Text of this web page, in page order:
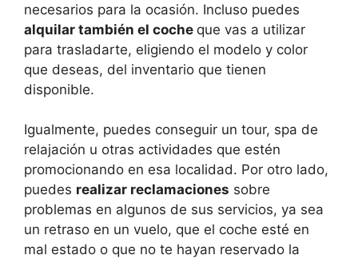
necesarios para la ocasión. Incluso puedes
alquilar también el coche que vas a utilizar
para trasladarte, eligiendo el modelo y color
que deseas, del inventario que tienen
disponible.
Igualmente, puedes conseguir un tour, spa de
relajación u otras actividades que estén
promocionando en esa localidad. Por otro lado,
puedes realizar reclamaciones sobre
problemas en algunos de sus servicios, ya sea
un retraso en un vuelo, que el coche esté en
mal estado o que no te hayan reservado la